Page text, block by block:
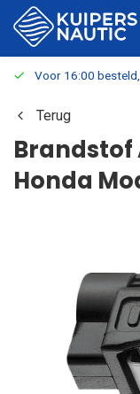
Voor 16:00
Terug
Brandstof
Honda